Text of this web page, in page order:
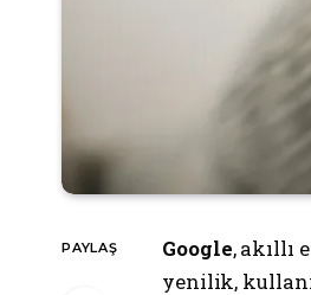
PAYLAŞ Google, akıllı
yenilik,